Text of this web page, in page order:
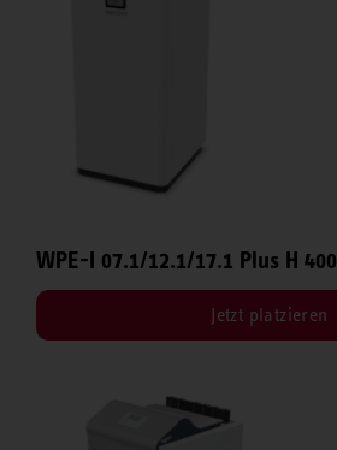
WPE-I 07.1/12.1/17.1 Plus H 400
Jetzt platzieren